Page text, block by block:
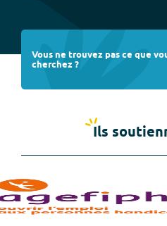
Vous ne trouvez pas ce que
cherchez ?
Ils